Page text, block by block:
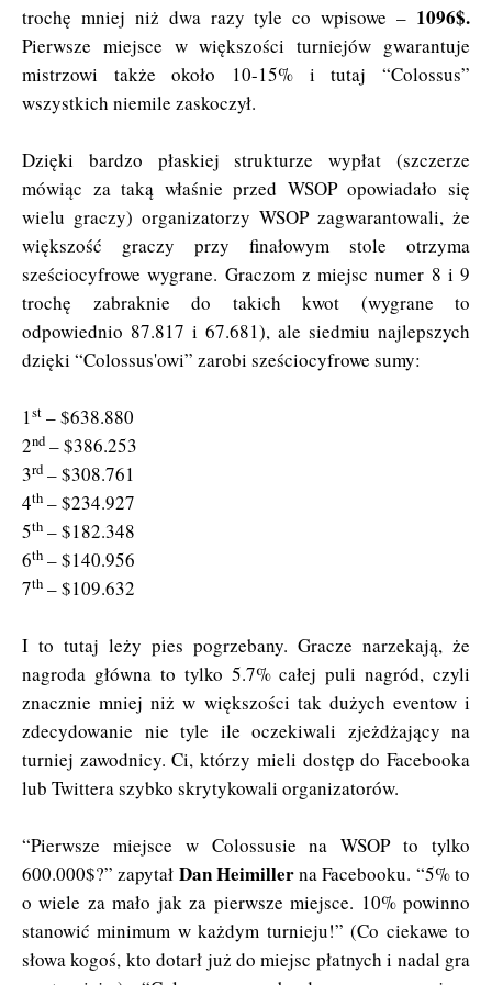
trochę mniej niż dwa razy tyle co wpisowe – 1096$.
Pierwsze miejsce w większości turniejów gwarantuje
mistrzowi także około 10-15% i tutaj “Colossus”
wszystkich niemile zaskoczył.
Dzięki bardzo płaskiej strukturze wypłat (szczerze
mówiąc za taką właśnie przed WSOP opowiadało się
wielu graczy) organizatorzy WSOP zagwarantowali, że
większość graczy przy finałowym stole otrzyma
sześciocyfrowe wygrane. Graczom z miejsc numer 8 i 9
trochę zabraknie do takich kwot (wygrane to
odpowiednio 87.817 i 67.681), ale siedmiu najlepszych
dzięki “Colossus'owi” zarobi sześciocyfrowe sumy:
1st – $638.880
2nd – $386.253
3rd – $308.761
4th – $234.927
5th – $182.348
6th – $140.956
7th – $109.632
I to tutaj leży pies pogrzebany. Gracze narzekają, że
nagroda główna to tylko 5.7% całej puli nagród, czyli
znacznie mniej niż w większości tak dużych eventow i
zdecydowanie nie tyle ile oczekiwali zjeżdżający na
turniej zawodnicy. Ci, którzy mieli dostęp do Facebooka
lub Twittera szybko skrytykowali organizatorów.
“Pierwsze miejsce w Colossusie na WSOP to tylko
600.000$?” zapytał Dan Heimillerna Facebooku. “5% to
o wiele za mało jak za pierwsze miejsce. 10% powinno
stanowić minimum w każdym turnieju!” (Co ciekawe to
słowa kogoś, kto dotarł już do miejsc płatnych i nadal gra